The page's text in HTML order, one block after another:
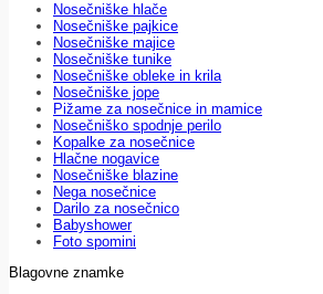
Nosečniške hlače
Nosečniške pajkice
Nosečniške majice
Nosečniške tunike
Nosečniške obleke in krila
Nosečniške jope
Pižame za nosečnice in mamice
Nosečniško spodnje perilo
Kopalke za nosečnice
Hlačne nogavice
Nosečniške blazine
Nega nosečnice
Darilo za nosečnico
Babyshower
Foto spomini
Blagovne znamke